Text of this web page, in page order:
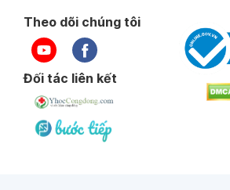
Theo dõi chúng tôi
Đối tác liên kết